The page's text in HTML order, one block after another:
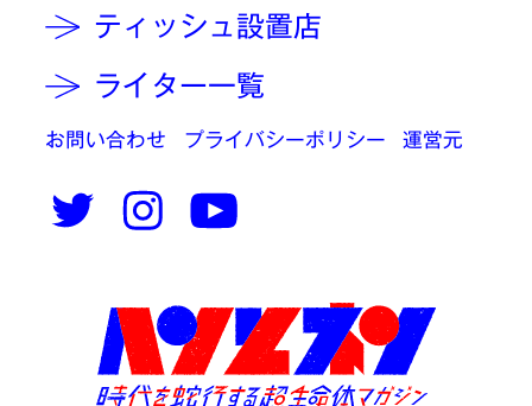
ティッシュ設置店
ライター一覧
お問い合わせ プライバシーポリシー 運営元